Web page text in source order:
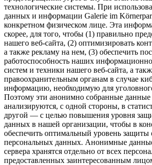
технологические системы. При
данных и информации Galerie im
конкретном физическом лице. Эта
скорее, для того, чтобы (1) правильно
нашего веб-сайта, (2) оптимизировать
а также рекламу на нем, (3) обеспечить
работоспособность наших
систем и техники нашего веб-сайта, а
правоохранительным органам в случае
информацию, необходимую для
Поэтому эти анонимно собранные
анализируются, с одной стороны, в
другой — с целью повышения уровня
данных в нашей организации, чтобы в
обеспечить оптимальный уровень
персональных данных. Анонимные
сервера хранятся отдельно от всех
предоставленных заинтересованным